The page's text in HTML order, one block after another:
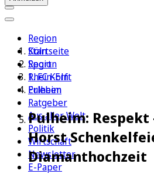
Region
Köln
Sport
1. FC Köln
Erleben
Ratgeber
Aus aller Welt
Politik
Wirtschaft
Newsletter
E-Paper
Startseite
Region
Rhein-Erft
Pulheim
Pulheim:
Horst
Diamanthochzeit